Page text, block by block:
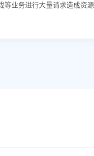
业务进行大量请求造成资